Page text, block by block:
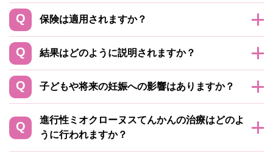
保険は適用されますか？
結果はどのように説明されますか？
子どもや将来の妊娠への影響はありますか？
進行性ミオクローヌスてんかんの治療はどのよ
うに行われますか？